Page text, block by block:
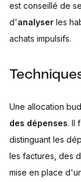
est conseillé de
d'analyser les
achats impulsifs.
Une allocation
des dépenses. Il
distinguant les
les factures, des
mise en place